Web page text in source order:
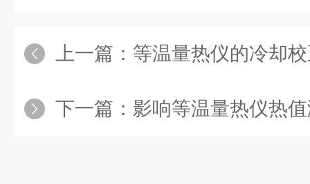
上一篇： 等温量热仪的冷却
下一篇： 影响等温量热仪热值测